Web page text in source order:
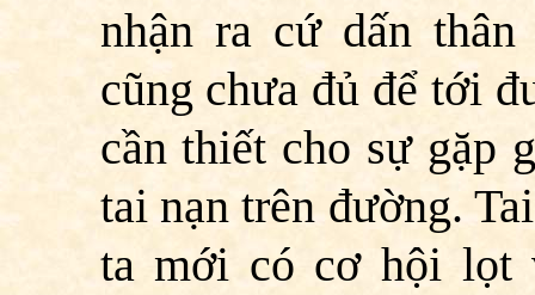
nhận ra cứ dấn
cũng chưa đủ để tới
cần thiết cho sự gặp
tai nạn trên đường.
ta mới có cơ hội lọt